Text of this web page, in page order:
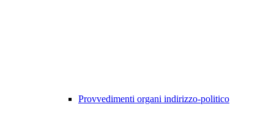
Provvedimenti organi indirizzo-politico